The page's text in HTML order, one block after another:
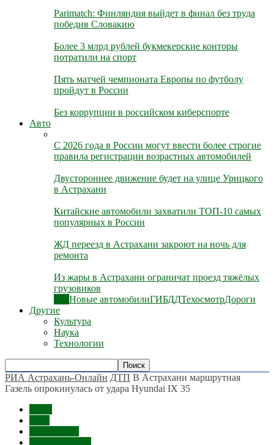
Parimatch: Финляндия выйдет в финал без труда
победив Словакию
Более 3 млрд рублей букмекерские конторы
потратили на спорт
Пять матчей чемпионата Европы по футболу
пройдут в России
Без коррупции в российском киберспорте
Авто
С 2026 года в России могут ввести более строгие
правила регистрации возрастных автомобилей
Двустороннее движение будет на улице Урицкого
в Астрахани
Китайские автомобили захватили ТОП-10 самых
популярных в России
ЖД переезд в Астрахани закроют на ночь для
ремонта
Из жары в Астрахани ограничат проезд тяжёлых
грузовиков
Новые автомобилиГИБДДТехосмотрДороги
Другие
Культура
Наука
Технологии
РИА Астрахань-Онлайн ДТП В Астрахани маршрутная
Газель опрокинулась от удара Hyundai IX 35